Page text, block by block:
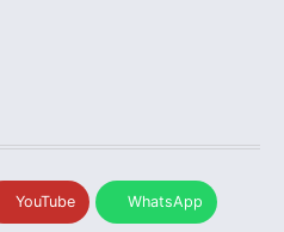
YouTube WhatsApp